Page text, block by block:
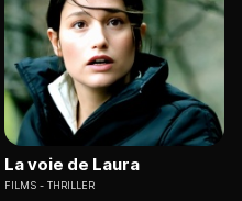
La voie de Laura
FILMS THRILLER